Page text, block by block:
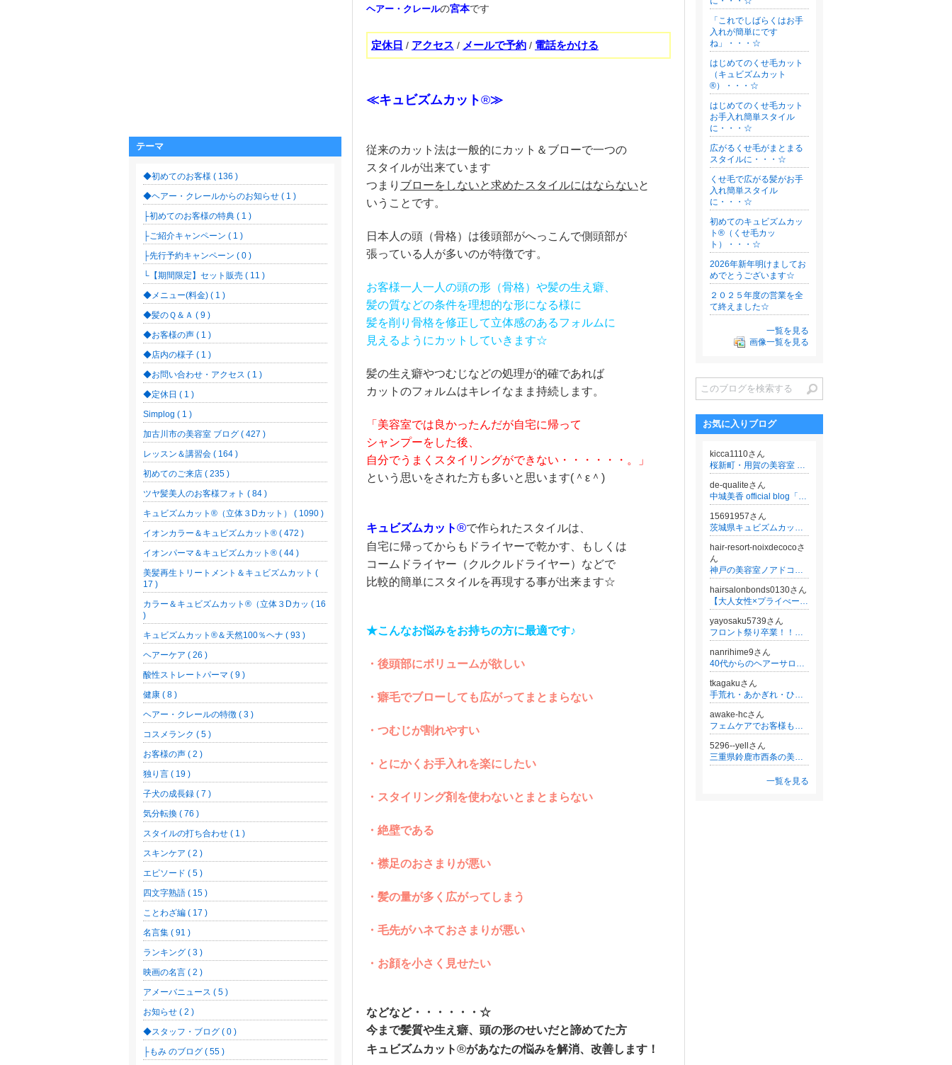
ヘアー・クレールの宮本です
定休日 / アクセス / メールで予約 / 電話をかける
≪キュビズムカット®≫
従来のカット法は一般的にカット＆ブローで一つの
スタイルが出来ています
つまり ブローをしないと求めたスタイルにはならないと
いうことです。
日本人の頭（骨格）は後頭部がへっこんで側頭部が
張っている人が多いのが特徴です。
お客様一人一人の頭の形（骨格）や髪の生え癖、
髪の質などの条件を理想的な形になる様に
髪を削り骨格を修正して立体感のあるフォルムに
見えるようにカットしていきます☆
髪の生え癖やつむじなどの処理が的確であれば
カットのフォルムはキレイなまま持続します。
「美容室では良かったんだが自宅に帰って
シャンプーをした後、
自分でうまくスタイリングができない・・・・・・。」
という 思いをされた方も多いと思います(＾ε＾)
キュビズムカット®で作られたスタイルは、
自宅に帰ってからもドライヤーで乾かす、もしくは
コームドライヤー（クルクルドライヤー）などで
比較的簡単に スタイルを再現する事が出来ます☆
★こんなお悩みをお持ちの方に最適です♪
・後頭部にボリュームが欲しい
・癖毛でブローしても広がってまとまらない
・つむじが割れやすい
・とにかくお手入れを楽にしたい
・スタイリング剤を使わないとまとまらない
・絶壁である
・襟足のおさまりが悪い
・髪の量が多く広がってしまう
・毛先がハネておさまりが悪い
・お顔を小さく見せたい
などなど・・・・・・☆
今まで髪質や生え癖、頭の形のせいだと諦めてた方
キュビズムカット®があなたの悩みを解消、改善します！
テーマ
◆初めてのお客様 ( 136 )
◆ヘアー・クレールからのお知らせ ( 1 )
├初めてのお客様の特典 ( 1 )
├ご紹介キャンペーン ( 1 )
├先行予約キャンペーン ( 0 )
└【期間限定】セット販売 ( 11 )
◆メニュー(料金) ( 1 )
◆髪のＱ＆Ａ ( 9 )
◆お客様の声 ( 1 )
◆店内の様子 ( 1 )
◆お問い合わせ・アクセス ( 1 )
◆定休日 ( 1 )
Simplog ( 1 )
加古川市の美容室 ブログ ( 427 )
レッスン＆講習会 ( 164 )
初めてのご来店 ( 235 )
ツヤ髪美人のお客様フォト ( 84 )
キュビズムカット®（立体３Dカット） ( 1090 )
イオンカラー＆キュビズムカット® ( 472 )
イオンパーマ＆キュビズムカット® ( 44 )
美髪再生トリートメント＆キュビズムカット (
17 )
カラー＆キュビズムカット®（立体３Dカッ ( 16
)
キュビズムカット®＆天然100％ヘナ ( 93 )
ヘアーケア ( 26 )
酸性ストレートパーマ ( 9 )
健康 ( 8 )
ヘアー・クレールの特徴 ( 3 )
コスメランク ( 5 )
お客様の声 ( 2 )
独り言 ( 19 )
子犬の成長録 ( 7 )
気分転換 ( 76 )
スタイルの打ち合わせ ( 1 )
スキンケア ( 2 )
エピソード ( 5 )
四文字熟語 ( 15 )
ことわざ編 ( 17 )
名言集 ( 91 )
ランキング ( 3 )
映画の名言 ( 2 )
アメーバニュース ( 5 )
お知らせ ( 2 )
◆スタッフ・ブログ ( 0 )
├もみ のブログ ( 55 )
「これでしばらくはお手
入れが簡単にです
ね」・・・☆
はじめてのくせ毛カット
（キュビズムカット
®）・・・☆
はじめてのくせ毛カット
お手入れ簡単スタイル
に・・・☆
広がるくせ毛がまとまる
スタイルに・・・☆
くせ毛で広がる髪がお手
入れ簡単スタイル
に・・・☆
初めてのキュビズムカッ
ト®（くせ毛カッ
ト）・・・☆
2026年新年明けましてお
めでとうございます☆
２０２５年度の営業を全
て終えました☆
一覧を見る
画像一覧を見る
お気に入りブログ
kicca1110さん
桜新町・用賀の美容室 kiccaのブログ
de-qualiteさん
中城美香 official blog「紡ぐ Time to be beautiful」
15691957さん
茨城県キュビズムカット認定スタイリスト
hair-resort-noixdecocoさ
ん
神戸の美容室ノアドココのブログ
hairsalonbonds0130さん
【大人女性×プライべートサロン】大宮のトリートメントヘアケア専門店ボンズ◆年齢とともに気になる髪のお悩みを解消◎
yayosaku5739さん
フロント祭り卒業！！！ ”私”で選ばれ月商３倍へ！！ 愛され選ばれる起業家育成ブログ
nanrihime9さん
40代からのヘアーサロン『WAVE 本間信介 美容室』
tkagakuさん
手荒れ・あかぎれ・ひび割れ対策室。美容師・理容師さん専用の絆創膏（ばんそうこう）屋ブログ。
awake-hcさん
フェムケアでお客様も自分も輝く！安心の美容室経営をあなたに
5296--yellさん
三重県鈴鹿市西条の美容院 美容室 サロンYELLのブログ
一覧を見る